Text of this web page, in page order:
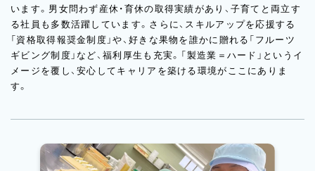
います。男女問わず産休・育休の取得実績があり、子育てと両立す
る社員も多数活躍しています。さらに、スキルアップを応援する
「資格取得報奨金制度」や、好きな果物を誰かに贈れる「フルーツ
ギビング制度」など、福利厚生も充実。「製造業＝ハード」というイ
メージを覆し、安心してキャリアを築ける環境がここにありま
す。